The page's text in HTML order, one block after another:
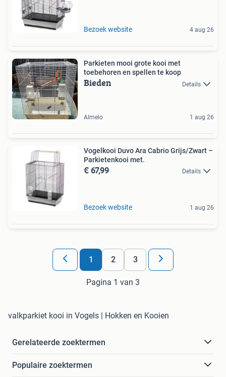
Bezoek website 4 aug 26
Parkieten mooi grote kooi met
toebehoren en spellen te koop
Bieden Details
Almelo 1 aug 26
Vogelkooi Duvo Ara Cabrio Grijs/Zwart –
Parkietenkooi met.
€ 67,99 Details
Bezoek website 1 aug 26
1 2 3
Pagina 1 van 3
valkparkiet kooi in Vogels | Hokken en Kooien
Gerelateerde zoektermen
Populaire zoektermen